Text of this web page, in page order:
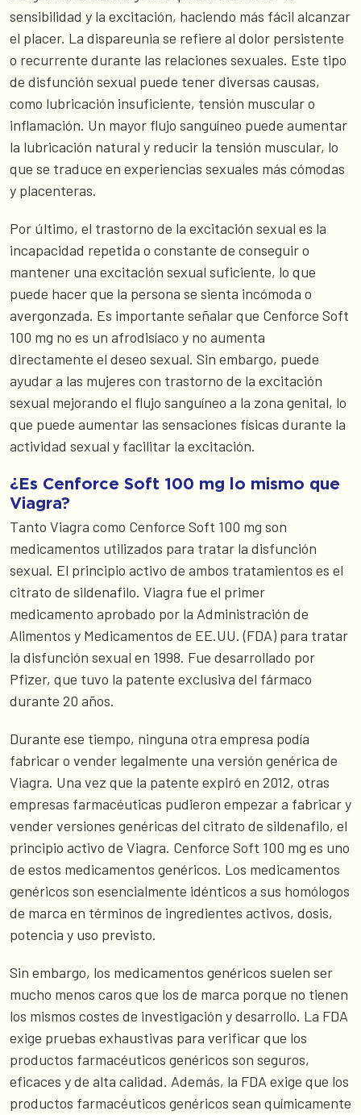
sensibilidad y la excitación, haciendo más fácil alcanzar
el placer. La dispareunia se refiere al dolor persistente
o recurrente durante las relaciones sexuales. Este tipo
de disfunción sexual puede tener diversas causas,
como lubricación insuficiente, tensión muscular o
inflamación. Un mayor flujo sanguíneo puede aumentar
la lubricación natural y reducir la tensión muscular, lo
que se traduce en experiencias sexuales más cómodas
y placenteras.
Por último, el trastorno de la excitación sexual es la
incapacidad repetida o constante de conseguir o
mantener una excitación sexual suficiente, lo que
puede hacer que la persona se sienta incómoda o
avergonzada. Es importante señalar que Cenforce Soft
100 mg no es un afrodisíaco y no aumenta
directamente el deseo sexual. Sin embargo, puede
ayudar a las mujeres con trastorno de la excitación
sexual mejorando el flujo sanguíneo a la zona genital, lo
que puede aumentar las sensaciones físicas durante la
actividad sexual y facilitar la excitación.
¿Es Cenforce Soft 100 mg lo mismo que
Viagra?
Tanto Viagra como Cenforce Soft 100 mg son
medicamentos utilizados para tratar la disfunción
sexual. El principio activo de ambos tratamientos es el
citrato de sildenafilo. Viagra fue el primer
medicamento aprobado por la Administración de
Alimentos y Medicamentos de EE.UU. (FDA) para tratar
la disfunción sexual en 1998. Fue desarrollado por
Pfizer, que tuvo la patente exclusiva del fármaco
durante 20 años.
Durante ese tiempo, ninguna otra empresa podía
fabricar o vender legalmente una versión genérica de
Viagra. Una vez que la patente expiró en 2012, otras
empresas farmacéuticas pudieron empezar a fabricar y
vender versiones genéricas del citrato de sildenafilo, el
principio activo de Viagra. Cenforce Soft 100 mg es uno
de estos medicamentos genéricos. Los medicamentos
genéricos son esencialmente idénticos a sus homólogos
de marca en términos de ingredientes activos, dosis,
potencia y uso previsto.
Sin embargo, los medicamentos genéricos suelen ser
mucho menos caros que los de marca porque no tienen
los mismos costes de investigación y desarrollo. La FDA
exige pruebas exhaustivas para verificar que los
productos farmacéuticos genéricos son seguros,
eficaces y de alta calidad. Además, la FDA exige que los
productos farmacéuticos genéricos sean químicamente